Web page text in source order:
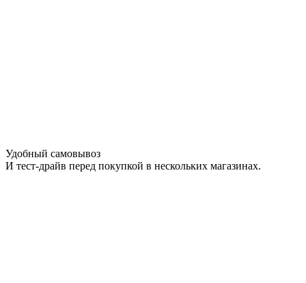
Удобный самовывоз
И тест-драйв перед покупкой в нескольких магазинах.